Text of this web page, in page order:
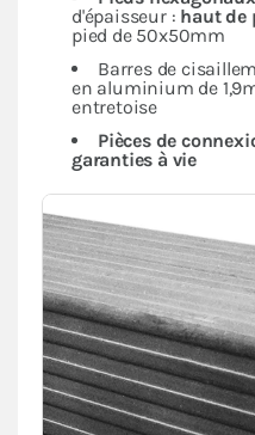
d'épaisseur : haut de
pied de 50x50mm
Barres de
en aluminium de
entretoise
Pièces de
garanties à vie